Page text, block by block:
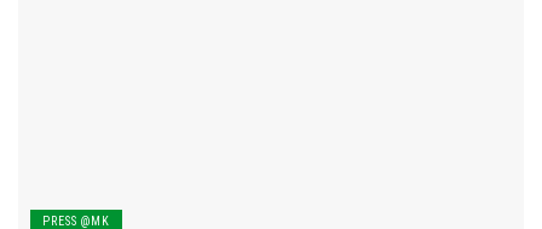
PRESS @MK